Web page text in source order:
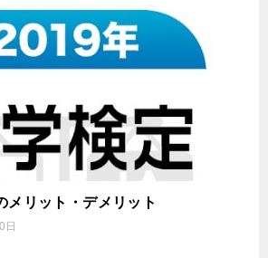
メリット・デメリット
日